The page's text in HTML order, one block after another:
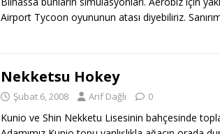
Airport Tycoon oyununun atası diyebiliriz.
Nekketsu Hokey
Şubat 6, 2008 Arif Dağlı 0
Kunio ve Shin Nekketu Lisesinin bahçesinde topla